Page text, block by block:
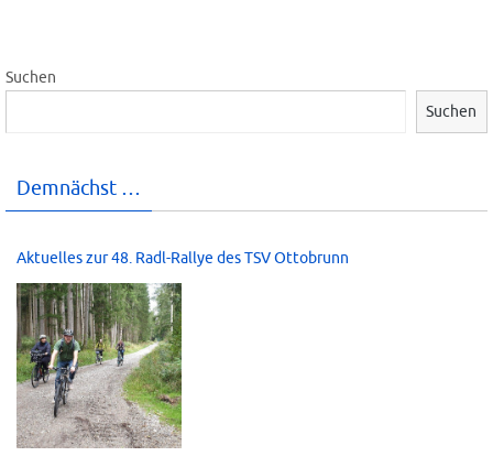
Suchen
Suchen
Demnächst …
Aktuelles zur 48. Radl-Rallye des TSV Ottobrunn